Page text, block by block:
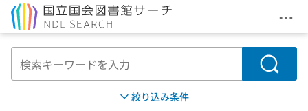
メ
検索
絞り込み条件